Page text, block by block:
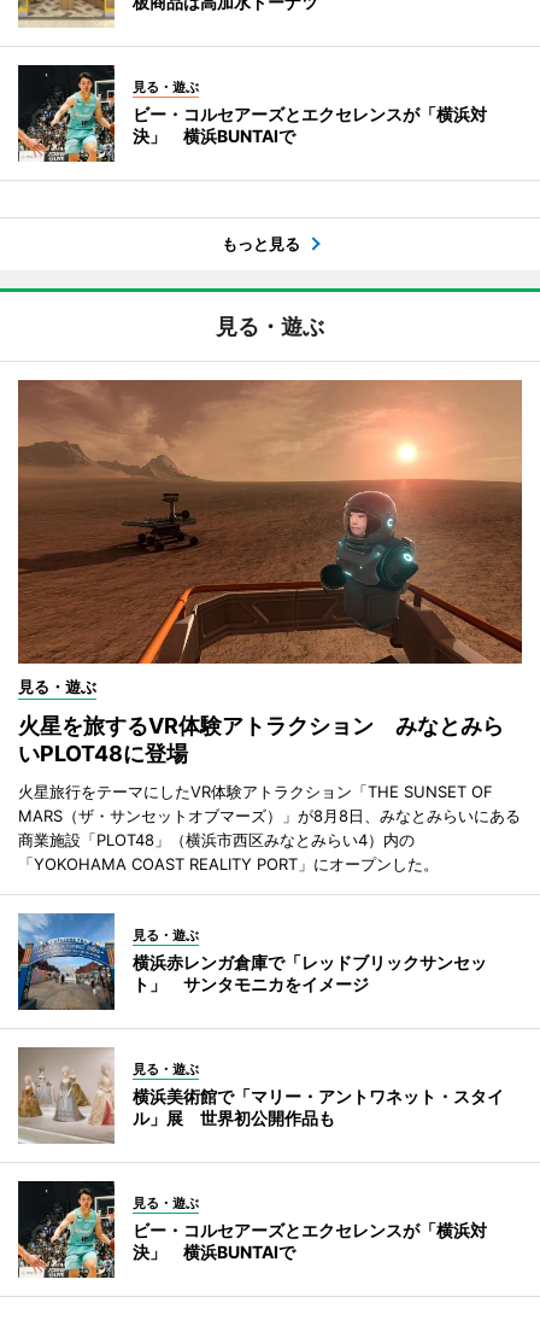
見る・遊ぶ
ビー・コルセアーズとエクセレンスが「横浜対
決」 横浜BUNTAIで
もっと見る
見る・遊ぶ
見る・遊ぶ
火星を旅するVR体験アトラクション みなとみら
いPLOT48に登場
火星旅行をテーマにしたVR体験アトラクション「THE SUNSET OF
MARS（ザ・サンセットオブマーズ）」が8月8日、みなとみらいにある
商業施設「PLOT48」（横浜市西区みなとみらい4）内の
「YOKOHAMA COAST REALITY PORT」にオープンした。
見る・遊ぶ
横浜赤レンガ倉庫で「レッドブリックサンセッ
ト」 サンタモニカをイメージ
見る・遊ぶ
横浜美術館で「マリー・アントワネット・スタイ
ル」展 世界初公開作品も
見る・遊ぶ
ビー・コルセアーズとエクセレンスが「横浜対
決」 横浜BUNTAIで